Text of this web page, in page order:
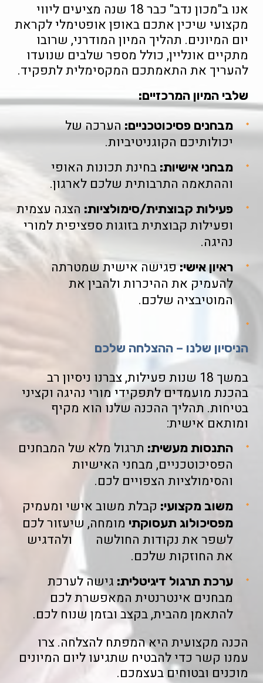
אנו ב"מכון נדב" כבר 18 שנה מציעים ליווי
מקצועי שיכין אתכם באופן אופטימלי לקראת
יום המיונים. תהליך המיון המודרני, שרובו
מתקיים אונליין, כולל מספר שלבים שנועדו
להעריך את התאמתכם המקסימלית לתפקיד.
שלבי המיון המרכזיים:
מבחנים פסיכוטכניים:הערכה של
יכולותיכם הקוגניטיביות.
מבחני אישיות: בחינת תכונות האופי
וההתאמה התרבותית שלכם לארגון.
פעילות קבוצתית/סימולציות: הצגה עצמית
ופעילות קבוצתית בזוגות ספציפית למורי
נהיגה.
ראיון אישי:פגישה אישית שמטרתה
להעמיק את ההיכרות ולהבין את
המוטיבציה שלכם.
הניסיון שלנו – ההצלחה שלכם
במשך 18 שנות פעילות, צברנו ניסיון רב
בהכנת מועמדים לתפקידי מורי נהיגה וקציני
בטיחות. תהליך ההכנה שלנו הוא מקיף
ומותאם אישית:
התנסות מעשית: תרגול מלא של המבחנים
הפסיכוטכניים, מבחני האישיות
והסימולציות הצפויים לכם.
משוב מקצועי: קבלת משוב אישי ומעמיק
מפסיכולוג תעסוקתי מומחה, שיעזור לכם
לשפר את נקודות החולשה ולהדגיש
את החוזקות שלכם.
ערכת תרגול דיגיטלית: גישה לערכת
מבחנים אינטרנטית המאפשרת לכם
להתאמן מהבית, בקצב ובזמן שנוח לכם.
הכנה מקצועית היא המפתח להצלחה. צרו
עמנו קשר כדי להבטיח שתגיעו ליום המיונים
מוכנים ובטוחים בעצמכם.